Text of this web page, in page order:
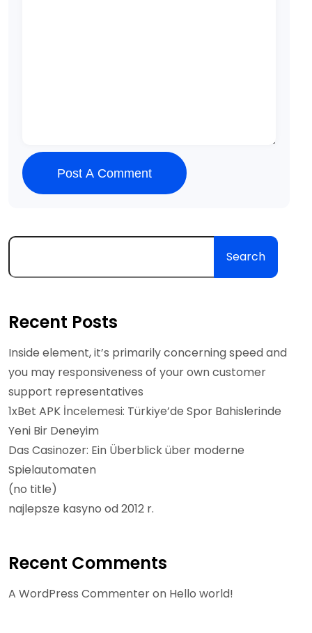
Post A Comment
Search
Recent Posts
Inside element, it’s primarily concerning speed and
you may responsiveness of your own customer
support representatives
1xBet APK İncelemesi: Türkiye’de Spor Bahislerinde
Yeni Bir Deneyim
Das Casinozer: Ein Überblick über moderne
Spielautomaten
(no title)
najlepsze kasyno od 2012 r.
Recent Comments
A WordPress Commenteron Hello world!